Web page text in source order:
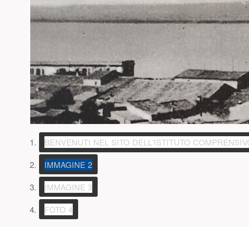
BENVENUTI NEL SITO DELL'ISTITUTO
IMMAGINE 2(PULSANTE PRESENTAZIONE)
IMMAGINE 3(PULSANTE PRESENTAZIONE)
FOTO 4(PULSANTE PRESENTAZIONE)